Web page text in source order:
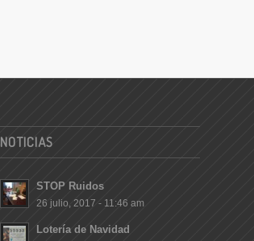
NOTICIAS
STOP Ruidos
26 julio, 2017 - 11:46 am
Lotería de Navidad